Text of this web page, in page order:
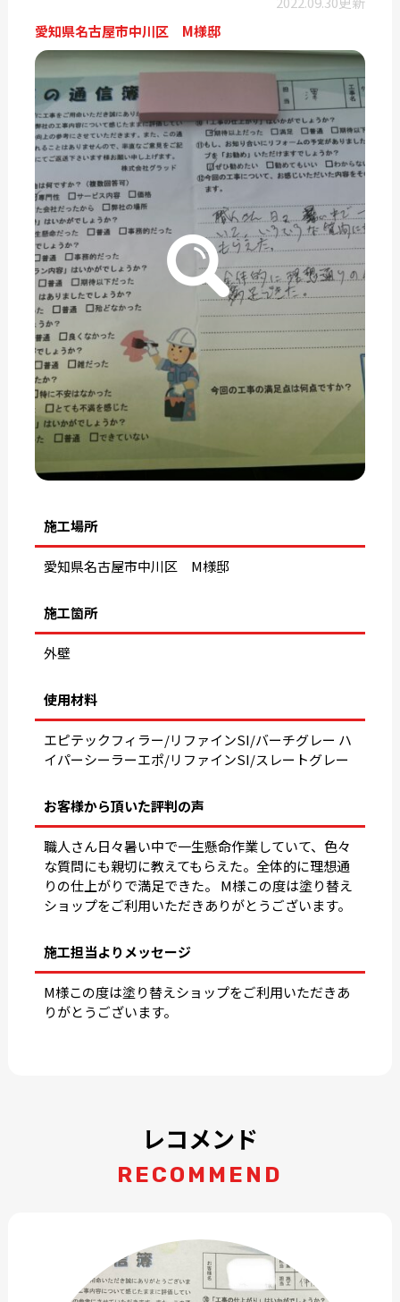
愛知県名古屋市中川区 M様邸
施工場所
愛知県名古屋市中川区 M様邸
施工箇所
外壁
使用材料
エピテックフィラー/リファインSI/バーチグレー ハ
イパーシーラーエポ/リファインSI/スレートグレー
お客様から頂いた評判の声
職人さん日々暑い中で一生懸命作業していて、色々
な質問にも親切に教えてもらえた。全体的に理想通
りの仕上がりで満足できた。 M様この度は塗り替え
ショップをご利用いただきありがとうございます。
施工担当よりメッセージ
M様この度は塗り替えショップをご利用いただきあ
りがとうございます。
レコメンド
RECOMMEND